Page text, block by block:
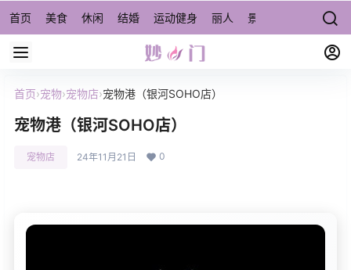
首页 美食 休闲 结婚 运动健身 丽人 景点/周边游 宠物
首页›宠物›宠物店›宠物港（银河SOHO店）
宠物港（银河SOHO店）
宠物店 24年11月21日 0